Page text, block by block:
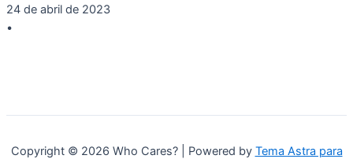
24 de abril de 2023
•
Copyright © 2026 Who Cares? | Powered by Tema Astra para